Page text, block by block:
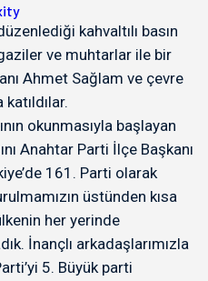
kahvaltılı basın
ve muhtarlar ile bir
Ahmet Sağlam ve çevre
okunmasıyla başlayan
Anahtar Parti İlçe Başkanı
161. Parti olarak
üstünden kısa
her yerinde
İnançlı arkadaşlarımızla
5. Büyük parti